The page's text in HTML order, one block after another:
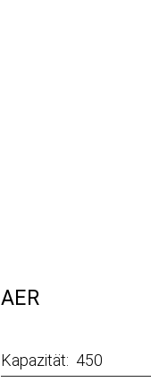
AER
Kapazität: 450